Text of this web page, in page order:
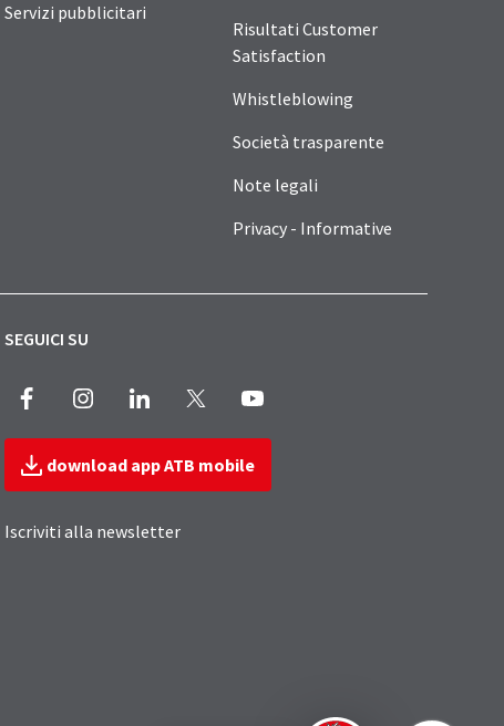
Servizi pubblicitari
Risultati Customer
Satisfaction
Whistleblowing
Società trasparente
Note legali
Privacy - Informative
SEGUICI SU
Facebook InstagramLinkedIn
download app ATB mobile
Iscriviti alla newsletter